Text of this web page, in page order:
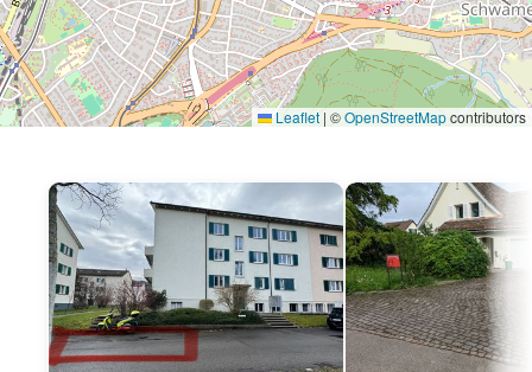
Leaflet | ©OpenStreetMapcontributors